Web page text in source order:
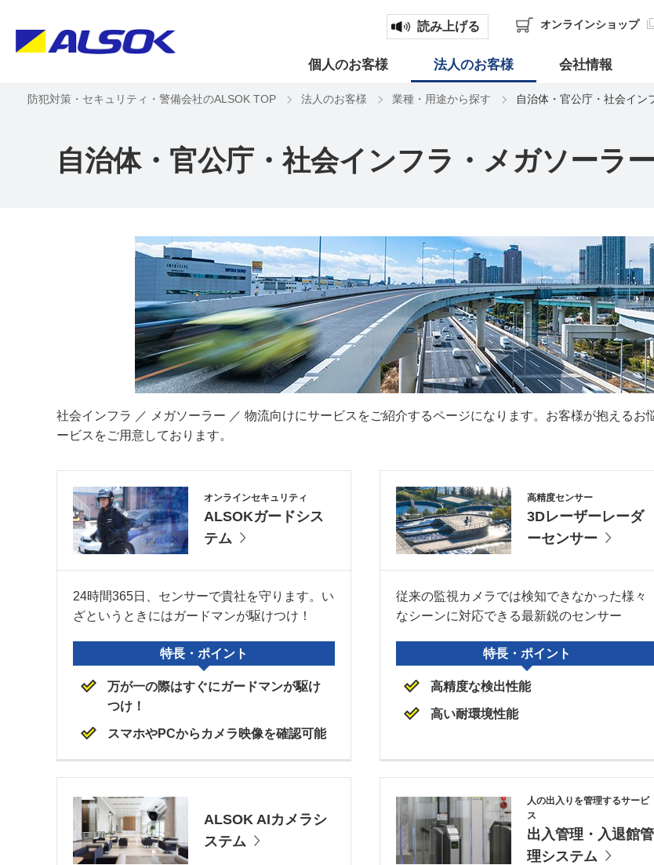
読み上げる オンラインショップ
個人のお客様 法人のお客様 会社情報
防犯対策・セキュリティ・警備会社のALSOK TOP 法人のお客様 業種・用途から探す 自治体・官公庁・社会イン
自治体・官公庁・社会インフラ・メガソーラ
社会インフラ ／ メガソーラー ／ 物流向けにサービスをご紹介するページになります。お客様が抱える
ービスをご用意しております。
オンラインセキュリティ
ALSOKガードシス
テム
24時間365日、センサーで貴社を守ります。い
ざというときにはガードマンが駆けつけ！
特長・ポイント
万が一の際はすぐにガードマンが駆け
つけ！
スマホやPCからカメラ映像を確認可能
高精度センサー
3Dレーザーレーダ
ーセンサー
従来の監視カメラでは検知できなかった様々
なシーンに対応できる最新鋭のセンサー
特長・ポイント
高精度な検出性能
高い耐環境性能
ALSOK AIカメラシ
ステム
人の出入りを管理するサービ
ス
出入管理・入退館管
理システム